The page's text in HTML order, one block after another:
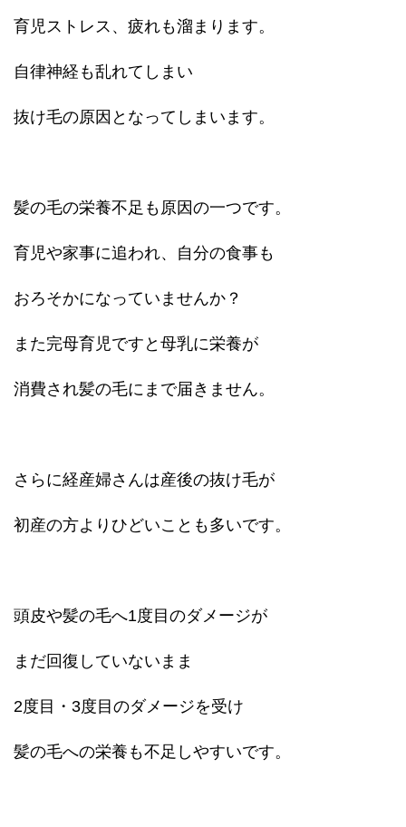
育児ストレス、疲れも溜まります。
自律神経も乱れてしまい
抜け毛の原因となってしまいます。
髪の毛の栄養不足も原因の一つです。
育児や家事に追われ、自分の食事も
おろそかになっていませんか？
また完母育児ですと母乳に栄養が
消費され髪の毛にまで届きません。
さらに経産婦さんは産後の抜け毛が
初産の方よりひどいことも多いです。
頭皮や髪の毛へ1度目のダメージが
まだ回復していないまま
2度目・3度目のダメージを受け
髪の毛への栄養も不足しやすいです。